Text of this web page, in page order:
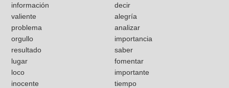
información
decir
valiente
alegría
problema
analizar
orgullo
importancia
resultado
saber
lugar
fomentar
loco
importante
inocente
tiempo